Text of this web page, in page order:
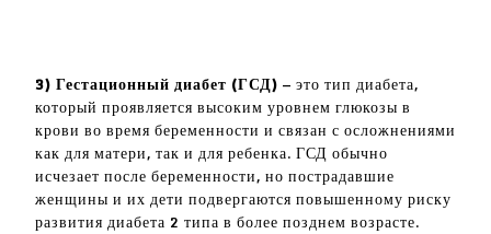
3) Гестационный диабет (ГСД) – это тип диабета,
который проявляется высоким уровнем глюкозы в
крови во время беременности и связан с осложнениями
как для матери, так и для ребенка. ГСД обычно
исчезает после беременности, но пострадавшие
женщины и их дети подвергаются повышенному риску
развития диабета 2 типа в более позднем возрасте.